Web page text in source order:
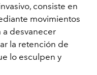
consiste en
movimientos
a desvanecer
la retención de
lo esculpen y